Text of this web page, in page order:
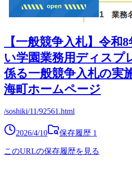
【一般競争入札】令
い学園業務用ディスプ
係る一般競争入札の実
海町ホームページ
/soshiki/11/92561.html
2026/4/10 保存履歴 1
このURLの保存履歴を見る